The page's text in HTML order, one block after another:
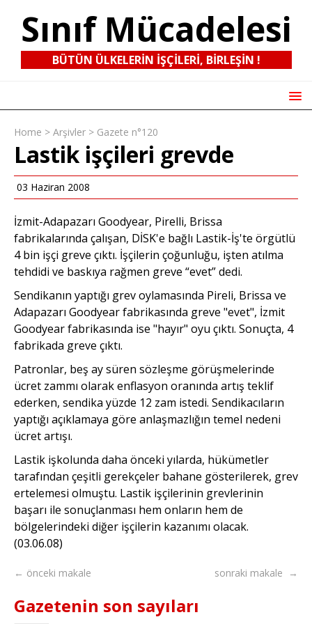
Sınıf Mücadelesi
BÜTÜN ÜLKELERIN IŞÇILERI, BIRLEŞIN !
Home > Arşivler > Gazete n°120
Lastik işçileri grevde
03 Haziran 2008
İzmit-Adapazarı Goodyear, Pirelli, Brissa
fabrikalarında çalışan, DİSK'e bağlı Lastik-İş'te örgütlü
4 bin işçi greve çıktı. İşçilerin çoğunluğu, işten atılma
tehdidi ve baskıya rağmen greve “evet” dedi.
Sendikanın yaptığı grev oylamasında Pireli, Brissa ve
Adapazarı Goodyear fabrikasında greve "evet", İzmit
Goodyear fabrikasında ise "hayır" oyu çıktı. Sonuçta, 4
fabrikada greve çıktı.
Patronlar, beş ay süren sözleşme görüşmelerinde
ücret zammı olarak enflasyon oranında artış teklif
ederken, sendika yüzde 12 zam istedi. Sendikacıların
yaptığı açıklamaya göre anlaşmazlığın temel nedeni
ücret artışı.
Lastik işkolunda daha önceki yılarda, hükümetler
tarafından çeşitli gerekçeler bahane gösterilerek, grev
ertelemesi olmuştu. Lastik işçilerinin grevlerinin
başarı ile sonuçlanması hem onların hem de
bölgelerindeki diğer işçilerin kazanımı olacak.
(03.06.08)
← önceki makale sonraki makale →
Gazetenin son sayıları